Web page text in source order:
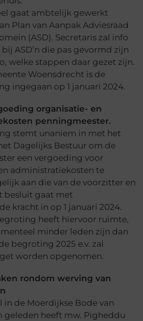
gaat ambtelijk gewerkt
Plan van Aanpak Adviesraad
(ASD). Secretaris zal info
ASD’n die pas gevormd zijn
welke stappen daar gezet zijn.
Woensdrecht is de
ingegaan op 1 januari 2024.
organisatie- en
penningmeester.
stemt unaniem in met het
Dagelijks Bestuur om de
een vergoeding voor
administratiekosten te
aan die van de voorzitter en
besluit gaat met
kracht in op 1 januari 2024.
heeft hiervoor ruimte,
minder leden zijn dan
begroting 2025 e.v. zal
worden opgenomen.
rondom werving van
in de Moerdijkse Bode van
geleden heeft mw. Pigheddu